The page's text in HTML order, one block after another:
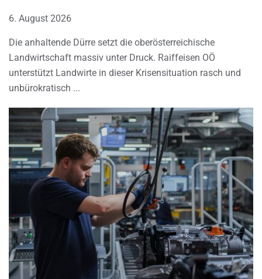
6. August 2026
Die anhaltende Dürre setzt die oberösterreichische
Landwirtschaft massiv unter Druck. Raiffeisen OÖ
unterstützt Landwirte in dieser Krisensituation rasch und
unbürokratisch